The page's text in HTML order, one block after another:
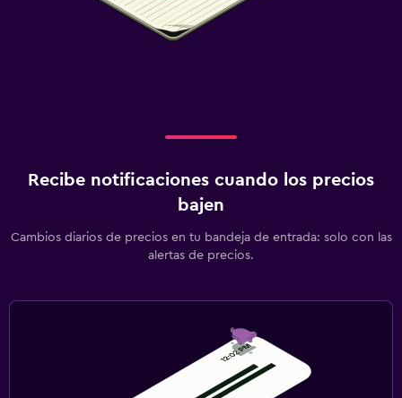
Recibe notificaciones cuando los precios
bajen
Cambios diarios de precios en tu bandeja de entrada: solo con las
alertas de precios.